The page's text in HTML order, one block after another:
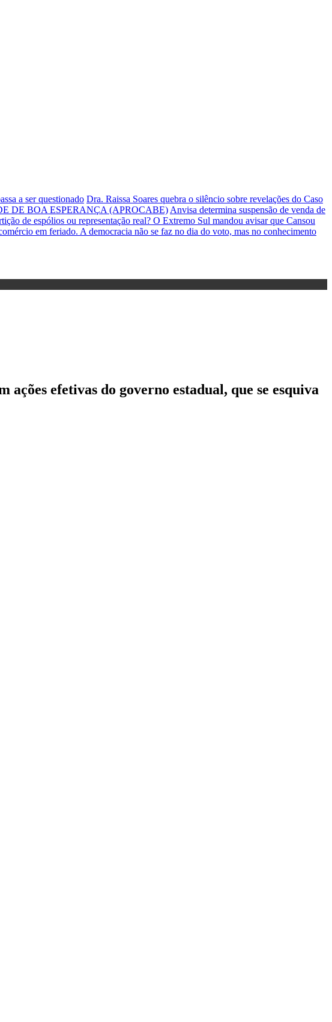
a ser questionado Dra. Raissa Soares quebra o silêncio sobre revelações do Caso
DE BOA ESPERANÇA (APROCABE) Anvisa determina suspensão de venda de
de espólios ou representação real? O Extremo Sul mandou avisar que Cansou
em feriado. A democracia não se faz no dia do voto, mas no conhecimento
efetivas do governo estadual, que se esquiva